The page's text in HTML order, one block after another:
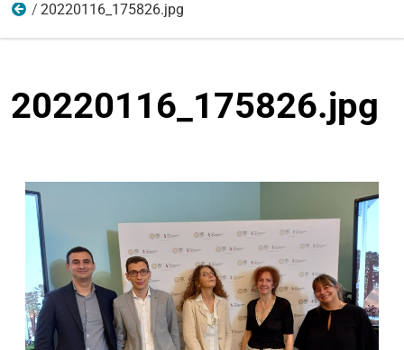
Scienza, cultura e ricerca
20220116_175826.jpg
20220116_175826.jpg